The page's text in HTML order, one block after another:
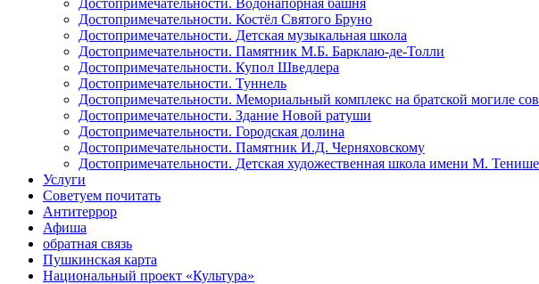
Достопримечательности. Водонапорная башня
Достопримечательности. Костёл Святого Бруно
Достопримечательности. Детская музыкальная школа
Достопримечательности. Памятник М.Б. Барклаю-де-Толли
Достопримечательности. Купол Шведлера
Достопримечательности. Туннель
Достопримечательности. Мемориальный комплекс на братской могиле
Достопримечательности. Здание Новой ратуши
Достопримечательности. Городская долина
Достопримечательности. Памятник И.Д. Черняховскому
Достопримечательности. Детская художественная школа имени М.
Услуги
Советуем почитать
Антитеррор
Афиша
обратная связь
Пушкинская карта
Национальный проект «Культура»